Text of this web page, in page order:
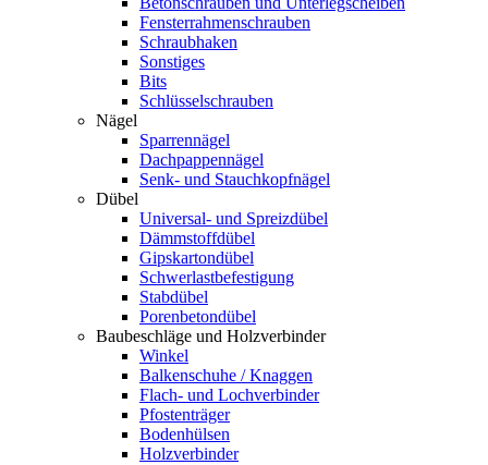
Fensterrahmenschrauben
Schraubhaken
Sonstiges
Bits
Schlüsselschrauben
Nägel
Sparrennägel
Dachpappennägel
Senk- und Stauchkopfnägel
Dübel
Universal- und Spreizdübel
Dämmstoffdübel
Gipskartondübel
Schwerlastbefestigung
Stabdübel
Porenbetondübel
Baubeschläge und Holzverbinder
Winkel
Balkenschuhe / Knaggen
Flach- und Lochverbinder
Pfostenträger
Bodenhülsen
Holzverbinder